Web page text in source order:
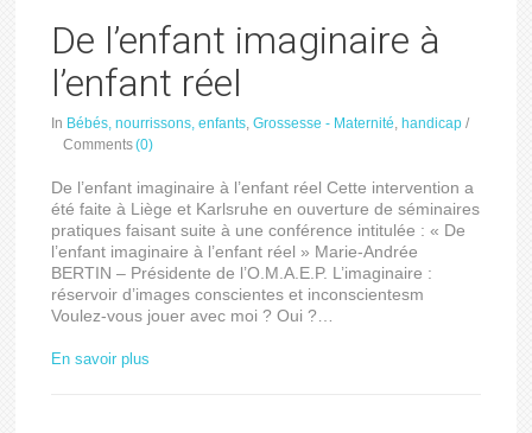
De l’enfant imaginaire à
l’enfant réel
In Bébés, nourrissons, enfants,Grossesse - Maternité, handicap /
Comments(0)
De l’enfant imaginaire à l’enfant réel Cette intervention a
été faite à Liège et Karlsruhe en ouverture de séminaires
pratiques faisant suite à une conférence intitulée : « De
l’enfant imaginaire à l’enfant réel » Marie-Andrée
BERTIN – Présidente de l’O.M.A.E.P. L’imaginaire :
réservoir d’images conscientes et inconscientesm
Voulez-vous jouer avec moi ? Oui ?…
En savoir plus